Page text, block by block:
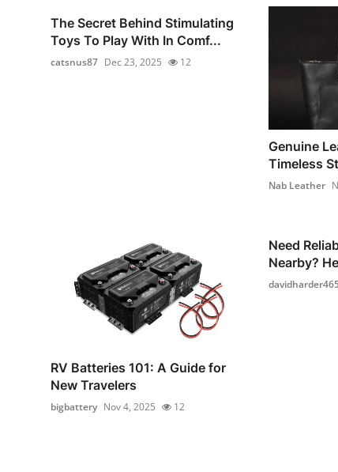
The Secret Behind Stimulating
Toys To Play With In Comf...
catsnus87 Dec 23, 2025 12
Genuine
Timeless
Nab Leather
RV Batteries 101: A Guide for
New Travelers
bigbattery Nov 4, 2025 12
Need
Nearby?